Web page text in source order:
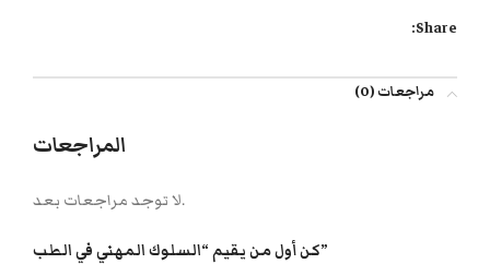
Share:
مراجعات (0)
المراجعات
لا توجد مراجعات بعد.
كن أول من يقيم “السلوك المهني في الطب”